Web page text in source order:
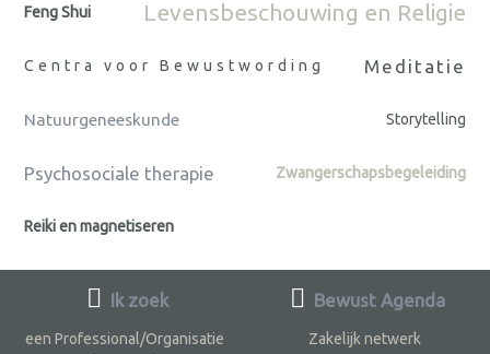
Feng Shui Levensbeschouwing en Religie
Centra voor Bewustwording Meditatie
Natuurgeneeskunde Storytelling
Psychosociale therapie Zwangerschapsbegeleiding
Reiki en magnetiseren
Ik zoek
een Professional/Organisatie
Bewust Agenda
Zakelijk netwerk